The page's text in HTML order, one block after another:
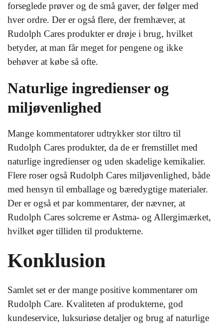
forseglede prøver og de små gaver, der følger med
hver ordre. Der er også flere, der fremhæver, at
Rudolph Cares produkter er drøje i brug, hvilket
betyder, at man får meget for pengene og ikke
behøver at købe så ofte.
Naturlige ingredienser og
miljøvenlighed
Mange kommentatorer udtrykker stor tiltro til
Rudolph Cares produkter, da de er fremstillet med
naturlige ingredienser og uden skadelige kemikalier.
Flere roser også Rudolph Cares miljøvenlighed, både
med hensyn til emballage og bæredygtige materialer.
Der er også et par kommentarer, der nævner, at
Rudolph Cares solcreme er Astma- og Allergimærket,
hvilket øger tilliden til produkterne.
Konklusion
Samlet set er der mange positive kommentarer om
Rudolph Care. Kvaliteten af produkterne, god
kundeservice, luksuriøse detaljer og brug af naturlige